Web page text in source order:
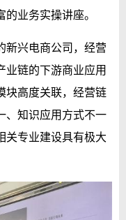
业务实操讲座。
新兴电商公司，经营
业链的下游商业应用
块高度关联，经营链
、知识应用方式不一
关专业建设具有极大